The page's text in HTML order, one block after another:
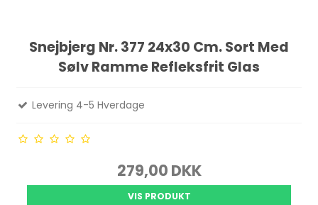
Snejbjerg Nr. 377 24x30 Cm. Sort Med
Sølv Ramme Refleksfrit Glas
Levering 4-5 Hverdage
279,00 DKK
VIS PRODUKT